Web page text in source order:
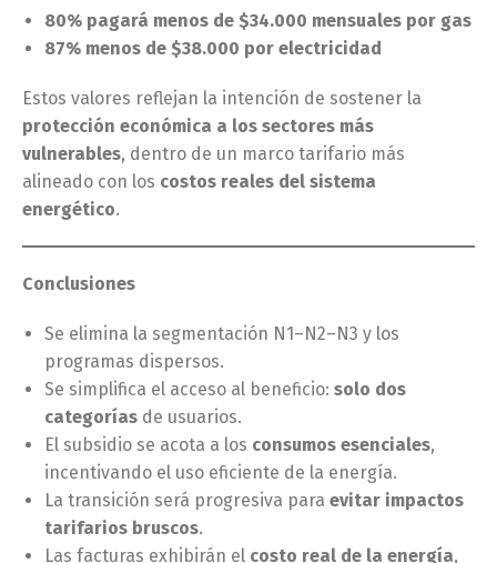
80% pagará menos de $34.000 mensuales por gas
87% menos de $38.000 por electricidad
Estos valores reflejan la intención de sostener la
protección económica a los sectores más
vulnerables, dentro de un marco tarifario más
alineado con los costos reales del sistema
energético.
Conclusiones
Se elimina la segmentación N1–N2–N3 y los
programas dispersos.
Se simplifica el acceso al beneficio: solo dos
categorías de usuarios.
El subsidio se acota a los consumos esenciales,
incentivando el uso eficiente de la energía.
La transición será progresiva para evitar impactos
tarifarios bruscos.
Las facturas exhibirán el costo real de la energía,